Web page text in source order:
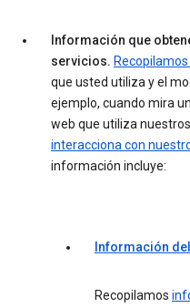
Información que
servicios.
que usted utiliza y el
ejemplo, cuando mira
web que utiliza
interacciona con
información incluye:
Información
Recopilamos